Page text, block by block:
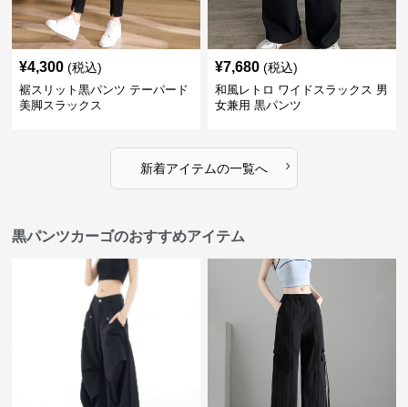
¥4,300 (税込)
裾スリット黒パンツ テーパード
美脚スラックス
¥7,680 (税込)
和風レトロ ワイドスラックス 男
女兼用 黒パンツ
新着アイテムの一覧へ ›
黒パンツカーゴのおすすめアイテム